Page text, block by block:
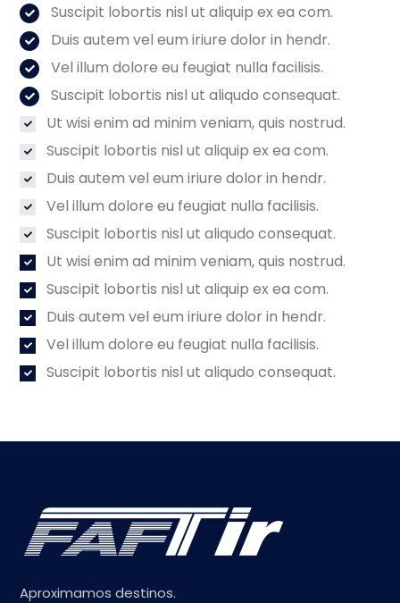
Suscipit lobortis nisl ut aliquip ex ea com.
Duis autem vel eum iriure dolor in hendr.
Vel illum dolore eu feugiat nulla facilisis.
Suscipit lobortis nisl ut aliqudo consequat.
Ut wisi enim ad minim veniam, quis nostrud.
Suscipit lobortis nisl ut aliquip ex ea com.
Duis autem vel eum iriure dolor in hendr.
Vel illum dolore eu feugiat nulla facilisis.
Suscipit lobortis nisl ut aliqudo consequat.
Ut wisi enim ad minim veniam, quis nostrud.
Suscipit lobortis nisl ut aliquip ex ea com.
Duis autem vel eum iriure dolor in hendr.
Vel illum dolore eu feugiat nulla facilisis.
Suscipit lobortis nisl ut aliqudo consequat.
Aproximamos destinos.